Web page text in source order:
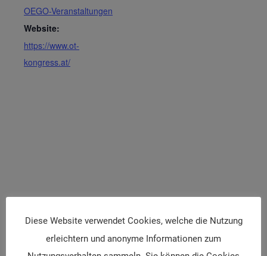
OEGO-Veranstaltungen
Website:
https://www.ot-
kongress.at/
Diese Website verwendet Cookies, welche die Nutzung
erleichtern und anonyme Informationen zum